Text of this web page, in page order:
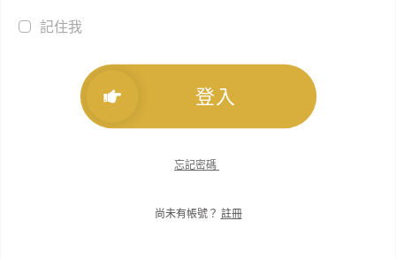
記住我
登入
忘記密碼
尚未有帳號？ 註冊